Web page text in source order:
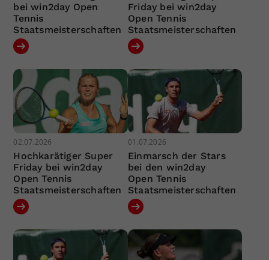
bei win2day Open
Tennis
Staatsmeisterschaften
Friday bei win2day
Open Tennis
Staatsmeisterschaften
02.07.2026
Hochkarätiger Super
Friday bei win2day
Open Tennis
Staatsmeisterschaften
01.07.2026
Einmarsch der Stars
bei den win2day
Open Tennis
Staatsmeisterschaften